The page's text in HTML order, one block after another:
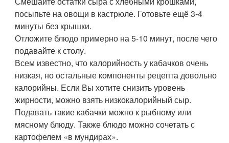
посыпьте на овощи в кастрюле. Готовьте ещё 3-4
минуты без крышки.
Отложите блюдо примерно на 5-10 минут, после чего
подавайте к столу.
Всем известно, что калорийность у кабачков очень
низкая, но остальные компоненты рецепта довольно
калорийны. Если Вы хотите снизить уровень
жирности, можно взять низкокалорийный сыр.
Подавать такие кабачки можно к рыбному или
мясному блюду. Также блюдо можно сочетать с
картофелем «в мундирах».